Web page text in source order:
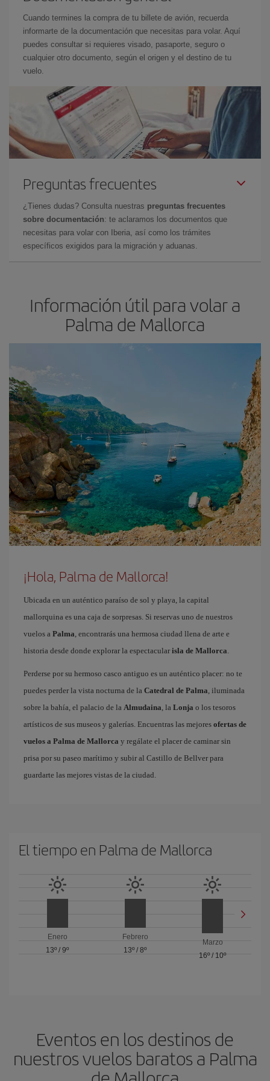
Cuando termines la compra de tu billete de avión, recuerda
informarte de la documentación que necesitas para volar. Aquí
puedes consultar si requieres visado, pasaporte, seguro o
cualquier otro documento, según el origen y el destino de tu
vuelo.
Preguntas frecuentes
¿Tienes dudas? Consulta nuestras preguntas frecuentes
sobre documentación: te aclaramos los documentos que
necesitas para volar con Iberia, así como los trámites
específicos exigidos para la migración y aduanas.
Información útil para volar a
Palma de Mallorca
¡Hola, Palma de Mallorca!
Ubicada en un auténtico paraíso de sol y playa, la capital
mallorquina es una caja de sorpresas. Si reservas uno de nuestros
vuelos a Palma , encontrarás una hermosa ciudad llena de arte e
historia desde donde explorar la espectacular isla de Mallorca
Perderse por su hermoso casco antiguo es un auténtico placer: no te
puedes perder la vista nocturna de la Catedral de Palma , iluminada
sobre la bahía, el palacio de la Almudaina , la Lonja o los tesoros
artísticos de sus museos y galerías. Encuentras las mejores ofertas de
vuelos a Palma de Mallorca y regálate el placer de caminar sin
prisa por su paseo marítimo y subir al Castillo de Bellver para
guardarte las mejores vistas de la ciudad.
El tiempo en Palma de Mallorca
Enero
13º /9º
Febrero
13º / 8º
Marzo
16º/ 10º
Eventos en los destinos de
nuestros vuelos baratos a Palma